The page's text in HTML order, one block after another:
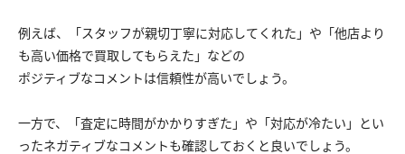
例えば、「スタッフが親切丁寧に対応してくれた」や「他店より
も高い価格で買取してもらえた」などの
ポジティブなコメントは信頼性が高いでしょう。
一方で、「査定に時間がかかりすぎた」や「対応が冷たい」とい
ったネガティブなコメントも確認しておくと良いでしょう。